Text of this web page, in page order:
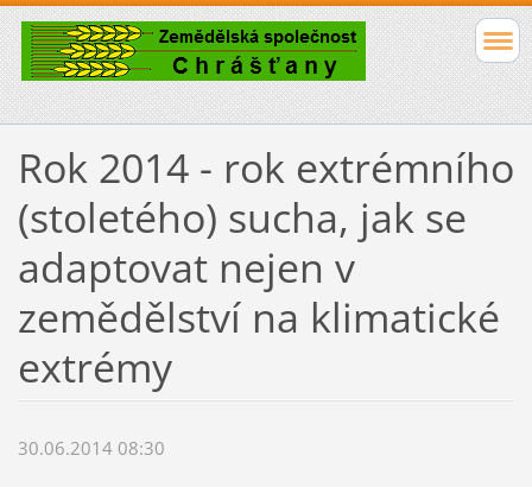
Rok 2014 - rok extrémního
(stoletého) sucha, jak se
adaptovat nejen v
zemědělství na klimatické
extrémy
30.06.2014 08:30